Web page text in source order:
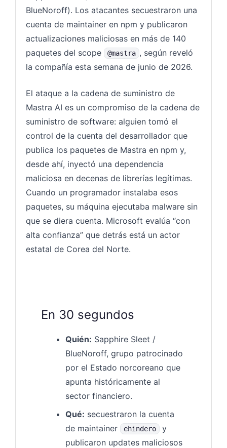
BlueNoroff). Los atacantes secuestraron una
cuenta de maintainer en npm y publicaron
actualizaciones maliciosas en más de 140
paquetes del scope
@mastra , según reveló
la compañía esta semana de junio de 2026.
El ataque a la cadena de suministro de
Mastra AI es un compromiso de la cadena de
suministro de software: alguien tomó el
control de la cuenta del desarrollador que
publica los paquetes de Mastra en npm y,
desde ahí, inyectó una dependencia
maliciosa en decenas de librerías legítimas.
Cuando un programador instalaba esos
paquetes, su máquina ejecutaba malware sin
que se diera cuenta. Microsoft evalúa “con
alta confianza” que detrás está un actor
estatal de Corea del Norte.
En 30 segundos
Quién: Sapphire Sleet /
BlueNoroff, grupo patrocinado
por el Estado norcoreano que
apunta históricamente al
sector financiero.
Qué: secuestraron la cuenta
de maintainer
ehindero
y
publicaron updates maliciosos